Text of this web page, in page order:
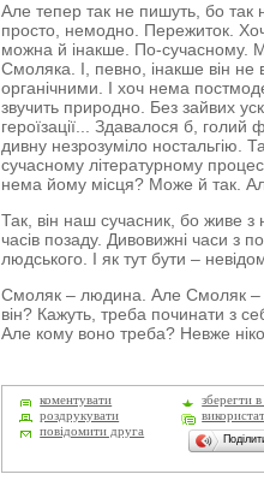
Але тепер так не пишуть, бо так
просто, немодно. Пережиток.
можна й інакше. По-сучасному.
Смоляка. І, певно, інакше він не
органічними. І хоч нема
звучить природно. Без зайвих
героїзації... Здавалося б,
дивну незрозуміло ностальгію.
сучасному літературному
нема йому місця? Може й так.
Так, він наш сучасник, бо живе
часів позаду. Дивовижні часи з
людського. І як тут бути –
Смоляк – людина. Але Смоляк –
він? Кажуть, треба починати з
Але кому воно треба? Невже
коментувати
зберегти в
роздрукувати
повідомити друга